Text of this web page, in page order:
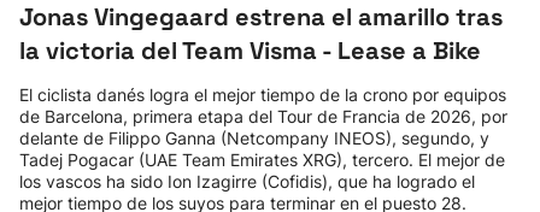
Jonas Vingegaard estrena el amarillo tras
la victoria del Team Visma - Lease a Bike
El ciclista danés logra el mejor tiempo de la crono por equipos
de Barcelona, primera etapa del Tour de Francia de 2026, por
delante de Filippo Ganna (Netcompany INEOS), segundo, y
Tadej Pogacar (UAE Team Emirates XRG), tercero. El mejor de
los vascos ha sido Ion Izagirre (Cofidis), que ha logrado el
mejor tiempo de los suyos para terminar en el puesto 28.